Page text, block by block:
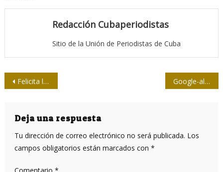
Redacción Cubaperiodistas
Sitio de la Unión de Periodistas de Cuba
Navegación
entradas
Felicita la Presidencia de la Upec a federadas cubanas Google-algoritmos : enterrar o esconder lo que no le conviene
Deja una respuesta
Tu dirección de correo electrónico no será publicada. Los
campos obligatorios están marcados con *